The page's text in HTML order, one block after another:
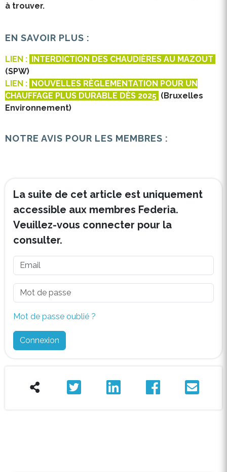
à trouver.
EN SAVOIR PLUS :
LIEN : INTERDICTION DES CHAUDIÈRES AU MAZOUT
(SPW)
LIEN : NOUVELLES RÈGLEMENTATION POUR UN
CHAUFFAGE PLUS DURABLE DÈS 2025 (Bruxelles
Environnement)
NOTRE AVIS POUR LES MEMBRES :
La suite de cet article est uniquement
accessible aux membres Federia.
Veuillez-vous connecter pour la
consulter.
Mot de passe oublié ?